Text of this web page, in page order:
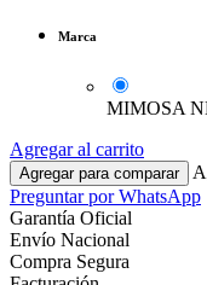
Marca
MIMOSA
Agregar al carrito
Agregar para comparar
Preguntar por WhatsApp
Garantía Oficial
Envío Nacional
Compra Segura